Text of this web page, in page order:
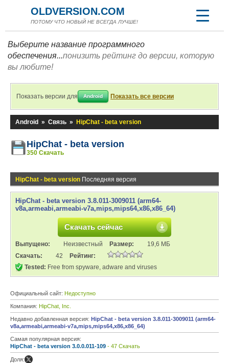
OLDVERSION.COM
ПОТОМУ ЧТО НОВЫЙ НЕ ВСЕГДА ЛУЧШЕ!
Выберите название программного
обеспечения...понизить рейтинг до версии, которую
вы любите!
Показать версии для Android Показать все версии
Android » Связь » HipChat - beta version
HipChat - beta version
350 Скачать
HipChat - beta version Последняя версия
HipChat - beta version 3.8.011-3009011 (arm64-
v8a,armeabi,armeabi-v7a,mips,mips64,x86,x86_64)
Скачать сейчас
Выпущено: Неизвестный Размер:
19,6 МБ
Скачать:
42
Рейтинг:
Tested: Free from spyware, adware and viruses
Официальный сайт: Недоступно
Компания: HipChat, Inc.
Недавно добавленная версия: HipChat - beta version 3.8.011-3009011 (arm64-
v8a,armeabi,armeabi-v7a,mips,mips64,x86,x86_64)
Самая популярная версия:
HipChat - beta version 3.0.0.011-109 - 47 Скачать
Доля: